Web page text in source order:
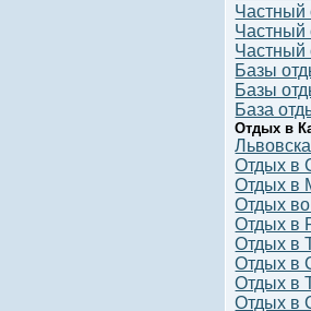
Частный
Частный
Частный
Базы
Базы
База
Отдых в
Отдых в
Отдых в
Отдых
Отдых в
Отдых в
Отдых в
Отдых в
Отдых в